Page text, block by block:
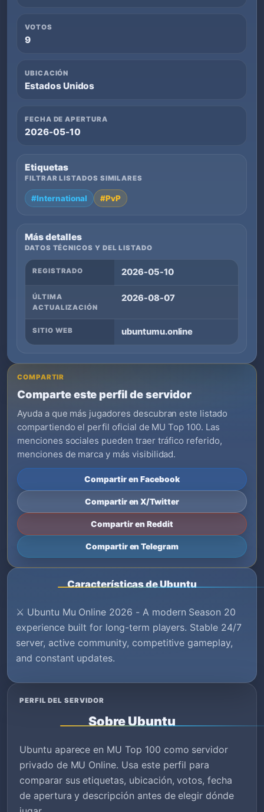
VOTOS
9
UBICACIÓN
Estados Unidos
FECHA DE APERTURA
2026-05-10
Etiquetas
FILTRAR LISTADOS SIMILARES
#International #PvP
Más detalles
DATOS TÉCNICOS Y DEL LISTADO
REGISTRADO 2026-05-10
ÚLTIMA
ACTUALIZACIÓN
2026-08-07
SITIO WEB ubuntumu.online
COMPARTIR
Comparte este perfil de servidor
Ayuda a que más jugadores descubran este listado
compartiendo el perfil oficial de MU Top 100. Las
menciones sociales pueden traer tráfico referido,
menciones de marca y más visibilidad.
Compartir en Facebook
Compartir en X/Twitter
Compartir en Reddit
Compartir en Telegram
Características de Ubuntu
⚔️ Ubuntu Mu Online 2026 - A modern Season 20
experience built for long-term players. Stable 24/7
server, active community, competitive gameplay,
and constant updates.
PERFIL DEL SERVIDOR
Sobre Ubuntu
Ubuntu aparece en MU Top 100 como servidor
privado de MU Online. Usa este perfil para
comparar sus etiquetas, ubicación, votos, fecha
de apertura y descripción antes de elegir dónde